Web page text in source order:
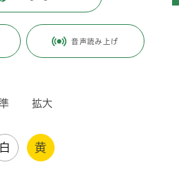
音声読み上げ
拡大
白 黄
て
ージ全般にわたり、一貫した継続的な
保護者や支援機関（教育、医療、福